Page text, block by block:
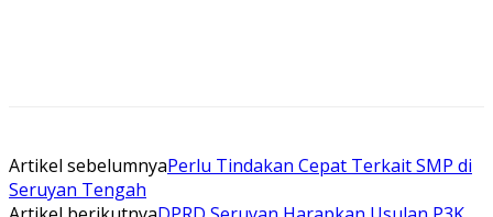
Artikel sebelumnyaPerlu Tindakan Cepat Terkait SMP di
Seruyan Tengah